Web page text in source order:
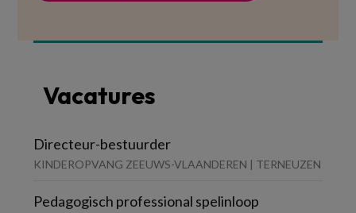
Vacatures
Directeur-bestuurder
KINDEROPVANG ZEEUWS-VLAANDEREN | TERNEUZEN
Pedagogisch professional spelinloop